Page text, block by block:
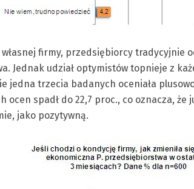
firmy, przedsiębiorcy tradycyjnie
Jednak udział optymistów topnieje z
jedna trzecia badanych oceniała
ocen spadł do 22,7 proc., co oznacza,
jako pozytywną.